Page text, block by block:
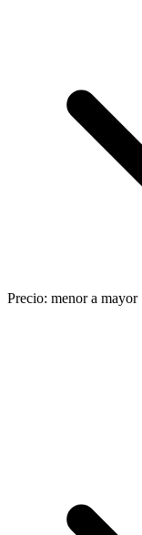
Precio: menor a mayor